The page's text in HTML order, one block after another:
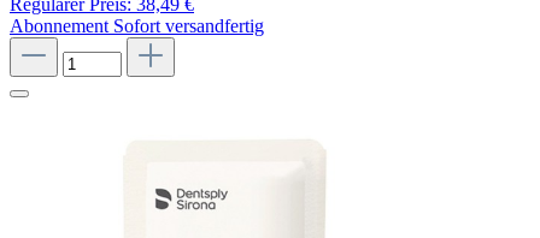
Regulärer Preis: 38,49 €
Abonnement Sofort versandfertig